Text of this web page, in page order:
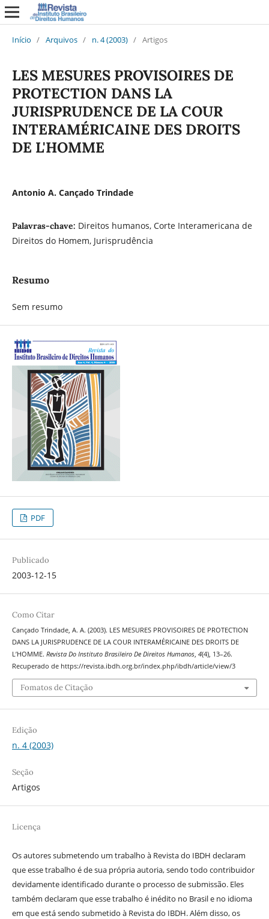
Início / Arquivos / n. 4 (2003) / Artigos
LES MESURES PROVISOIRES DE
PROTECTION DANS LA
JURISPRUDENCE DE LA COUR
INTERAMÉRICAINE DES DROITS
DE L'HOMME
Antonio A. Cançado Trindade
Palavras-chave: Direitos humanos, Corte Interamericana de
Direitos do Homem, Jurisprudência
Resumo
Sem resumo
PDF
Publicado
2003-12-15
Como Citar
Cançado Trindade, A. A. (2003). LES MESURES PROVISOIRES DE PROTECTION
DANS LA JURISPRUDENCE DE LA COUR INTERAMÉRICAINE DES DROITS DE
L’HOMME. Revista Do Instituto Brasileiro De Direitos Humanos, 4(4), 13–26.
Recuperado de https://revista.ibdh.org.br/index.php/ibdh/article/view/3
Fomatos de Citação
Edição
n. 4 (2003)
Seção
Artigos
Licença
Os autores submetendo um trabalho à Revista do IBDH declaram
que esse trabalho é de sua própria autoria, sendo todo contribuidor
devidamente identificado durante o processo de submissão. Eles
também declaram que esse trabalho é inédito no Brasil e no idioma
em que está sendo submetido à Revista do IBDH. Além disso, os